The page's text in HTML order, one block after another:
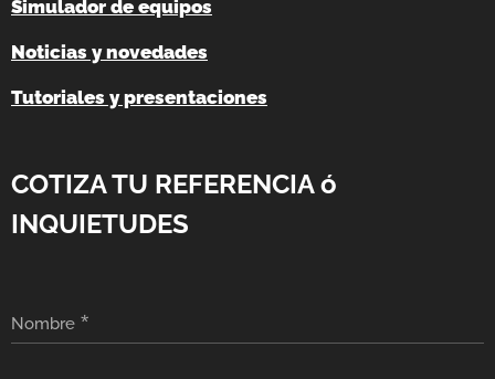
Simulador de equipos
Noticias y novedades
Tutoriales y presentaciones
COTIZA TU REFERENCIA ó
INQUIETUDES
Nombre